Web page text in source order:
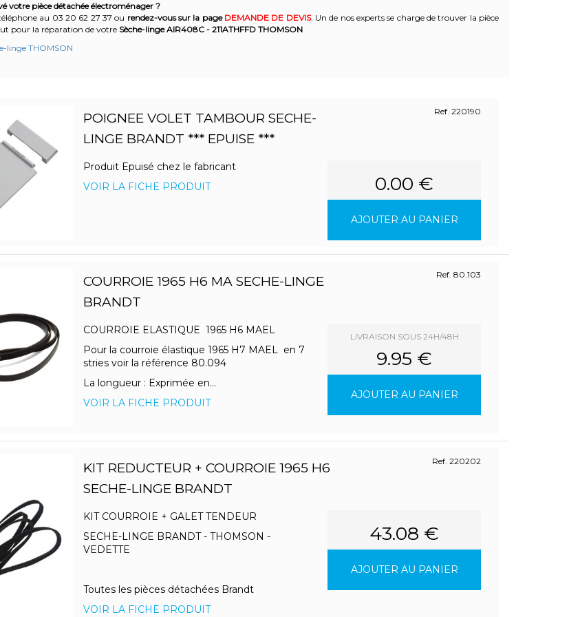
votre pièce détachée électroménager ?
au 03 20 62 27 37 ou rendez-vous sur la page DEMANDE DE DEVIS. Un de nos experts se charge de trouver la pièce
pour la réparation de votre Sèche-linge AIR408C - 211ATHFFD THOMSON
linge THOMSON
POIGNEE VOLET TAMBOUR SECHE-
LINGE BRANDT *** EPUISE ***
Ref. 220190
Produit Epuisé chez le fabricant
VOIR LA FICHE PRODUIT
0.00 €
AJOUTER AU PANIER
COURROIE 1965 H6 MA SECHE-LINGE
BRANDT
Ref. 80.103
COURROIE ELASTIQUE 1965 H6 MAEL
Pour la courroie élastique 1965 H7 MAEL en 7
stries voir la référence 80.094
La longueur : Exprimée en...
VOIR LA FICHE PRODUIT
LIVRAISON SOUS 24H/48H
9.95 €
AJOUTER AU PANIER
KIT REDUCTEUR + COURROIE 1965 H6
SECHE-LINGE BRANDT
Ref. 220202
KIT COURROIE + GALET TENDEUR
SECHE-LINGE BRANDT - THOMSON -
VEDETTE
Toutes les pièces détachées Brandt
VOIR LA FICHE PRODUIT
43.08 €
AJOUTER AU PANIER